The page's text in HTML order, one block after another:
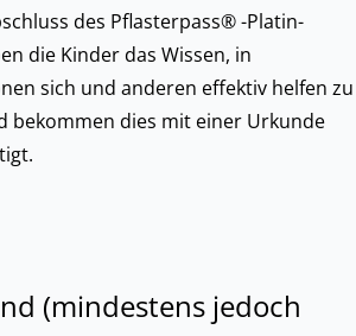
des Pflasterpass® -Platin-
die Kinder das Wissen, in
sich und anderen effektiv helfen zu
bekommen dies mit einer Urkunde
(mindestens jedoch